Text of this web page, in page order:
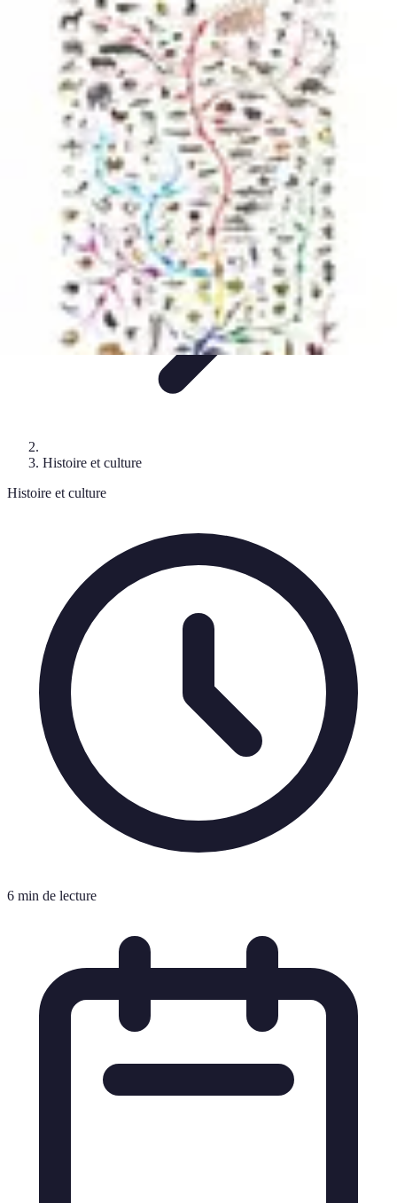
Tout sur le Padel
Entraînement et TechniquesTechniques et
ÉquipementTendancesÉquipement et Terrain
Tout sur le Padel
Histoire et culture
Histoire et culture
6 min de lecture